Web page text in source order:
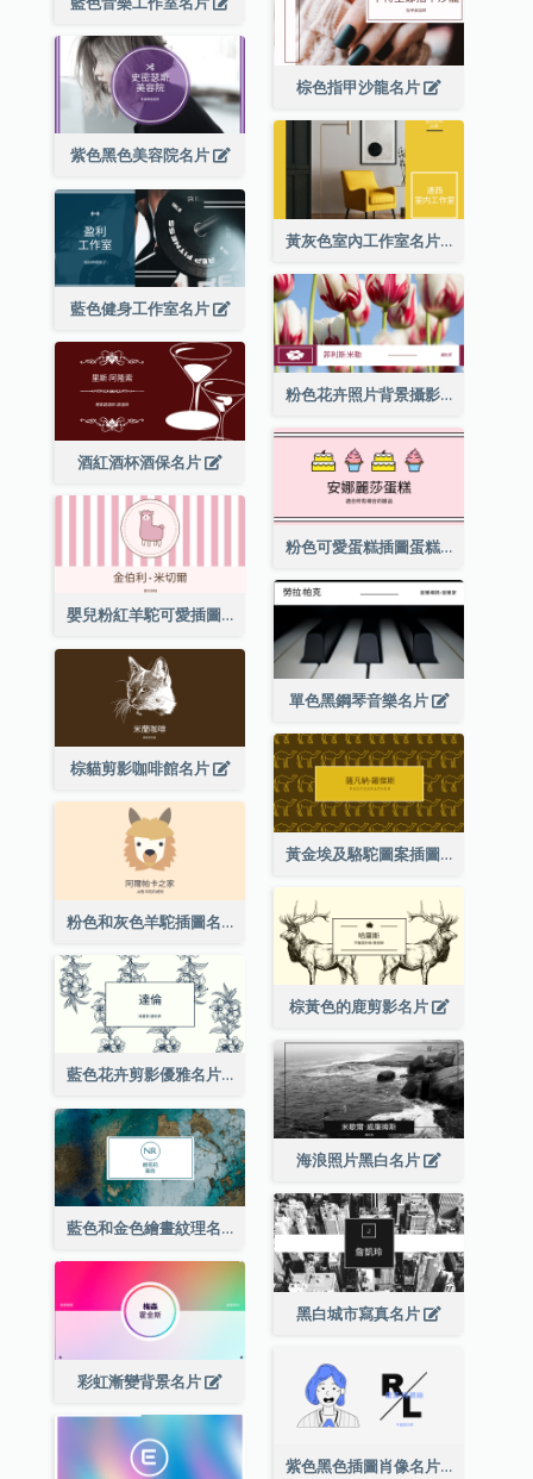
棕色指甲沙龍名片
紫色黑色美容院名片
黃灰色室內工作室名片
藍色健身工作室名片
粉色花卉照片背景攝影師名片
酒紅酒杯酒保名片
粉色可愛蛋糕插圖蛋糕店名片
嬰兒粉紅羊駝可愛插圖名片
單色黑鋼琴音樂名片
棕貓剪影咖啡館名片
黃金埃及駱駝圖案插圖名片
粉色和灰色羊駝插圖名片
棕黃色的鹿剪影名片
藍色花卉剪影優雅名片
海浪照片黑白名片
藍色和金色繪畫紋理名片
黑白城市寫真名片
彩虹漸變背景名片
紫色黑色插圖肖像名片